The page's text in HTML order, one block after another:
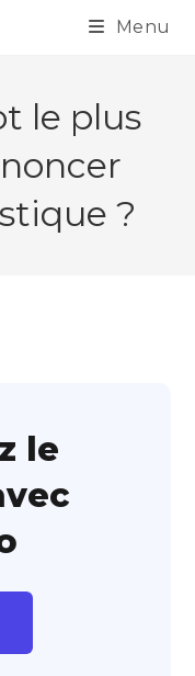
Menu
le plus
?
le